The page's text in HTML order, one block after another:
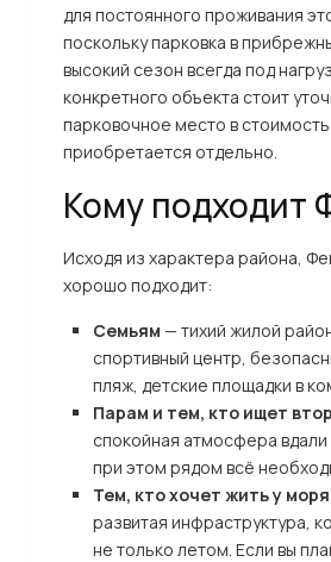
для постоянного проживания
поскольку парковка в
высокий сезон всегда под
конкретного объекта стоит
парковочное место в
приобретается отдельно.
Кому подходит
Исходя из характера района,
хорошо подходит:
Семьям — тихий жилой
спортивный центр,
пляж, детские площадки в
Парам и тем, кто ищет
спокойная атмосфера вдали
при этом рядом всё
Тем, кто хочет жить у
развитая инфраструктура,
не только летом. Если вы